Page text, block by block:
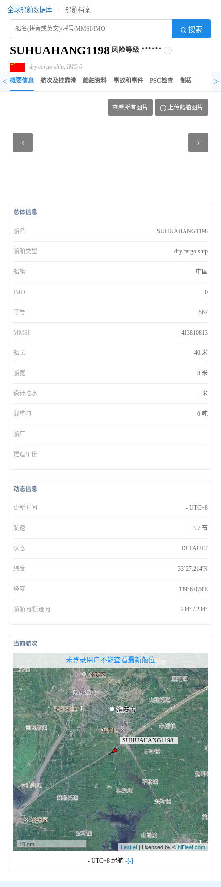
全球船舶数据库 / 船舶档案
搜索
SUHUAHANG1198 风险等级 ******
dry cargo ship, IMO 0
< 概要信息 航次及挂靠港 船舶资料 事故和事件 PSC检查 制裁记录 异
>
总体信息
船名 SUHUAHANG1198
船舶类型 dry cargo ship
船旗 中国
IMO 0
呼号 567
MMSI 413810813
船长 40 米
船宽 8 米
设计吃水 - 米
载重吨 0 吨
船厂
建造年份
查看所有图片 上传船舶图片
动态信息
更新时间 - UTC+8
航速 3.7 节
状态 DEFAULT
纬度 33°27.214'N
经度 119°6.079'E
船艏向/航迹向 234° / 234°
当前航次
10 nm Leaflet | Licensed by ©hiFleet.com
未登录用户不能查看最新船位
无权查看最新船位，请联系开通
- UTC+8 起航 -[-]